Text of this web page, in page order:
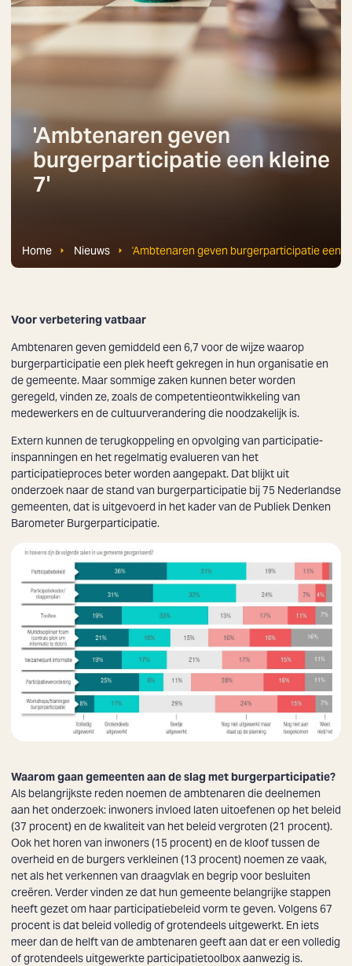
'Ambtenaren geven
burgerparticipatie een kleine
7'
Home Nieuws 'Ambtenaren geven burgerparticipatie een
Voor verbetering vatbaar
Ambtenaren geven gemiddeld een 6,7 voor de wijze waarop
burgerparticipatie een plek heeft gekregen in hun organisatie en
de gemeente. Maar sommige zaken kunnen beter worden
geregeld, vinden ze, zoals de competentieontwikkeling van
medewerkers en de cultuurverandering die noodzakelijk is.
Extern kunnen de terugkoppeling en opvolging van participatie-
inspanningen en het regelmatig evalueren van het
participatieproces beter worden aangepakt. Dat blijkt uit
onderzoek naar de stand van burgerparticipatie bij 75 Nederlandse
gemeenten, dat is uitgevoerd in het kader van de Publiek Denken
Barometer Burgerparticipatie.
Waarom gaan gemeenten aan de slag met burgerparticipatie?
Als belangrijkste reden noemen de ambtenaren die deelnemen
aan het onderzoek: inwoners invloed laten uitoefenen op het beleid
(37 procent) en de kwaliteit van het beleid vergroten (21 procent).
Ook het horen van inwoners (15 procent) en de kloof tussen de
overheid en de burgers verkleinen (13 procent) noemen ze vaak,
net als het verkennen van draagvlak en begrip voor besluiten
creëren. Verder vinden ze dat hun gemeente belangrijke stappen
heeft gezet om haar participatiebeleid vorm te geven. Volgens 67
procent is dat beleid volledig of grotendeels uitgewerkt. En iets
meer dan de helft van de ambtenaren geeft aan dat er een volledig
of grotendeels uitgewerkte participatietoolbox aanwezig is.